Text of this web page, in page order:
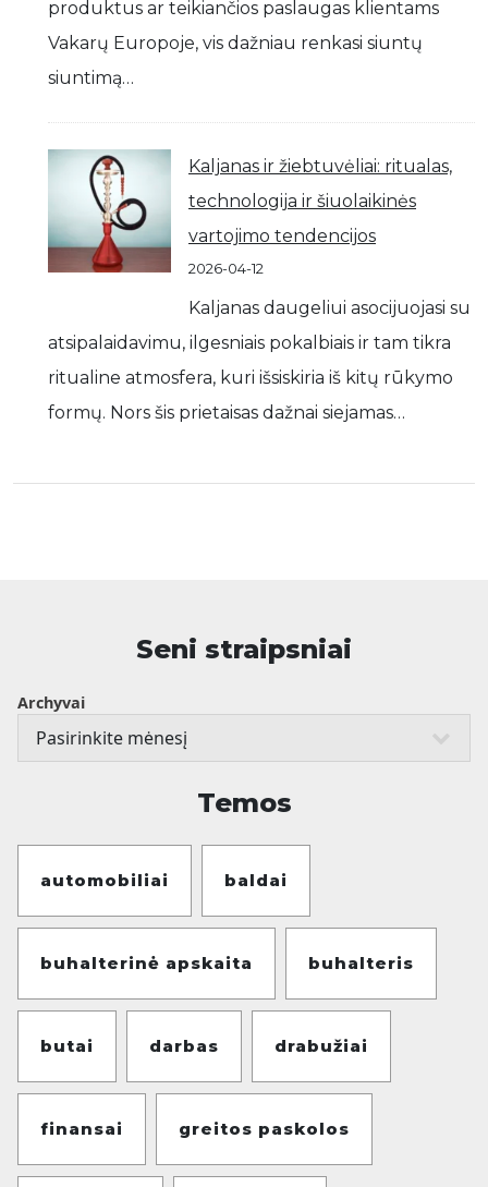
produktus ar teikiančios paslaugas klientams
Vakarų Europoje, vis dažniau renkasi siuntų
siuntimą…
Kaljanas ir žiebtuvėliai: ritualas,
technologija ir šiuolaikinės
vartojimo tendencijos
2026-04-12
Kaljanas daugeliui asocijuojasi su
atsipalaidavimu, ilgesniais pokalbiais ir tam tikra
ritualine atmosfera, kuri išsiskiria iš kitų rūkymo
formų. Nors šis prietaisas dažnai siejamas…
Seni straipsniai
Archyvai
Temos
automobiliai baldai
buhalterinė apskaita buhalteris
butai darbas drabužiai
finansai greitos paskolos